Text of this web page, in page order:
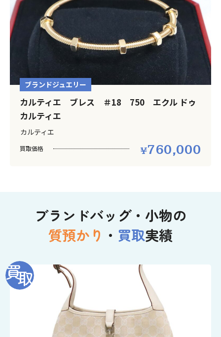
ブランドジュエリー
カルティエ ブレス ＃18 750 エクル ドゥ
カルティエ
カルティエ
買取価格 760,000
ブランドバッグ・小物の
質預かり ・ 買取実績